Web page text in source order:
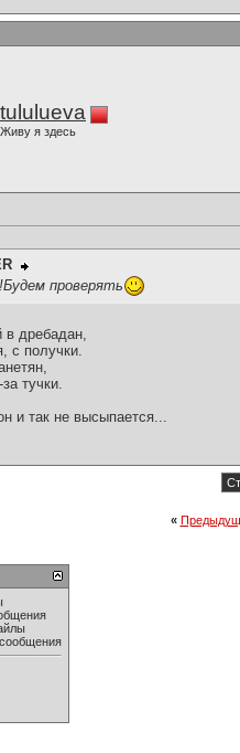
tululueva
Живу я здесь
проверять
в дребадан,
с получки.
тучки.
и так не высыпается...
«